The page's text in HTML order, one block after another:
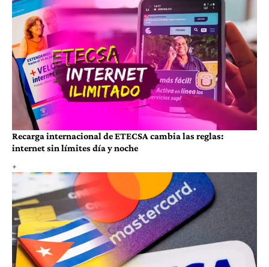
Recarga internacional de ETECSA cambia las reglas:
internet sin límites día y noche